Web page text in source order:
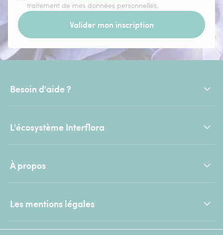
traitement de mes données personnelles.
Valider mon inscription
Besoin d'aide ?
L'écosystème Interflora
À propos
Les mentions légales